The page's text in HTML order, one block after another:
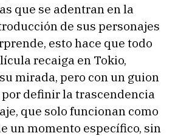
que se adentran en la
de sus personajes
esto hace que todo
recaiga en Tokio,
mirada, pero con un guion
definir la trascendencia
que solo funcionan como
un momento específico, sin